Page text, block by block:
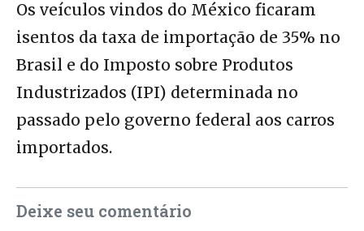
Os veículos vindos do México ficaram
isentos da taxa de importação de 35% no
Brasil e do Imposto sobre Produtos
Industrizados (IPI) determinada no
passado pelo governo federal aos carros
importados.
Deixe seu comentário